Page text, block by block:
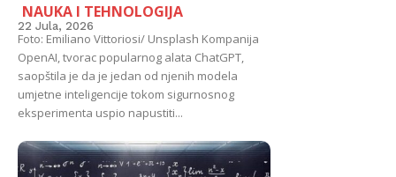
NAUKA I TEHNOLOGIJA
22 Jula, 2026
Foto: Emiliano Vittoriosi/ Unsplash Kompanija
OpenAI, tvorac popularnog alata ChatGPT,
saopštila je da je jedan od njenih modela
umjetne inteligencije tokom sigurnosnog
eksperimenta uspio napustiti...